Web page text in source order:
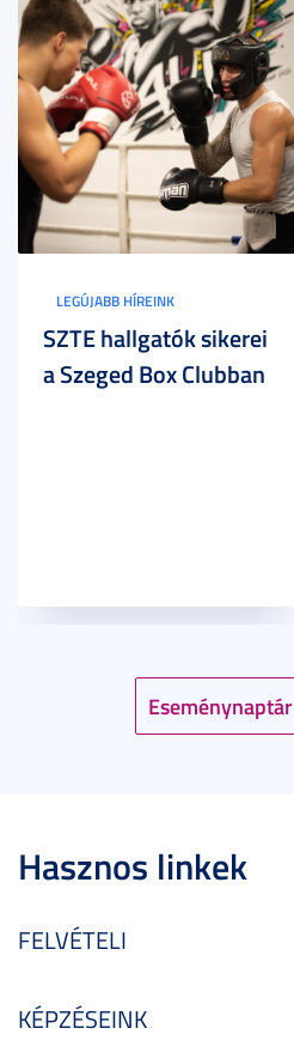
Eseménynaptár
LEGÚJABB HÍREINK
SZTE hallgatók sikerei
a Szeged Box Clubban
Hasznos linkek
FELVÉTELI
KÉPZÉSEINK